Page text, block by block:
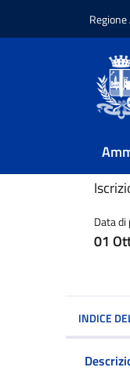
Regione
Home
Data di
01
INDICE